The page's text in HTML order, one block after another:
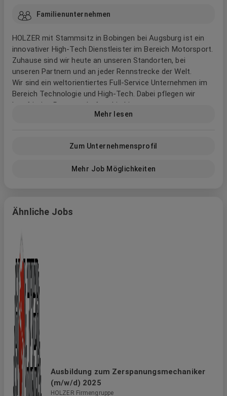
Familienunternehmen
HOLZERmit Stammsitz in Bobingen bei Augsburg ist ein
innovativer High-Tech Dienstleister im Bereich Motorsport.
Zuhause sind wir heute an unseren Standorten, bei
unseren Partnern und an jeder Rennstrecke der Welt.
Wir sind ein weltorientiertes Full-Service Unternehmen im
Bereich Technologie und High-Tech. Dabei pflegen wir
langfristige Partnerschaften bis hin zu
Innovationspartnerschaften mit unseren Kunden und
Wir machen den Erfolg bestellbar, gestalten täglich die
erfolgreiche, über 30-jährige Erfahrung im professionellen
aus dem Automobil- und Luftfahrtbereich gestalten wir
sprechen wir nicht nur von E-Mobilität sondern entwickeln
tragfähige und leistungsstarke Lösungen.
Mehr lesen
Zum Unternehmensprofil
Mehr Job Möglichkeiten
Ähnliche Jobs
Ausbildung zum Zerspanungsmechaniker
(m/w/d) 2025
HOLZER Firmengruppe